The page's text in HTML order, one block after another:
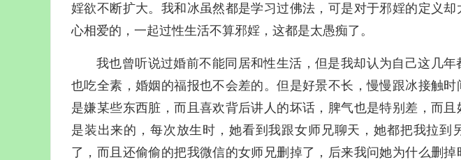
婬欲不断扩大。我和冰虽然都是学习过佛法，可是对于邪婬的定义
心相爱的，一起过性生活不算邪婬，这都是太愚痴了。
我也曾听说过婚前不能同居和性生活，但是我却认为自己这几年
也吃全素，婚姻的福报也不会差的。但是好景不长，慢慢跟冰接触
是嫌某些东西脏，而且喜欢背后讲人的坏话，脾气也是特别差，而
是装出来的，每次放生时，她看到我跟女师兄聊天，她都把我拉到
了，而且还偷偷的把我微信的女师兄删掉了，后来我问她为什么删